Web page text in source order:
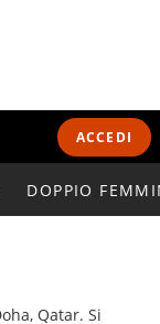
ACCEDI
DOPPIO
Qatar. Si